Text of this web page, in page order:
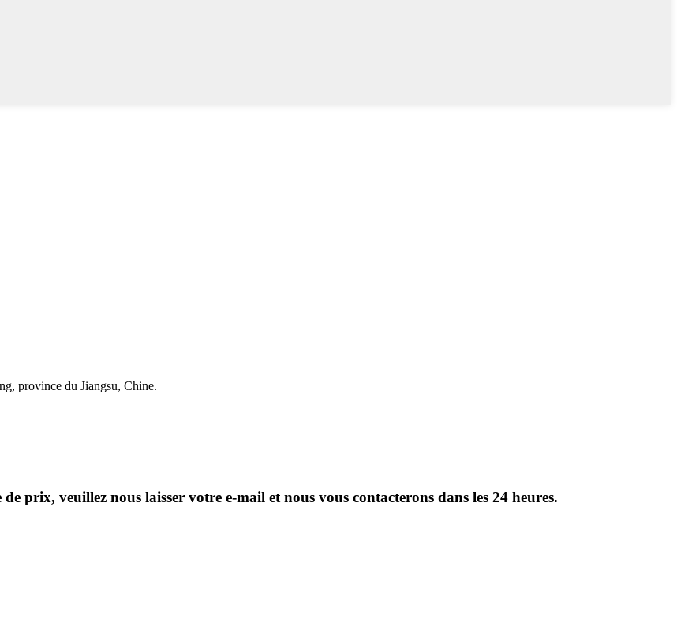
province du Jiangsu, Chine.
prix, veuillez nous laisser votre e-mail et nous vous contacterons dans les 24 heures.